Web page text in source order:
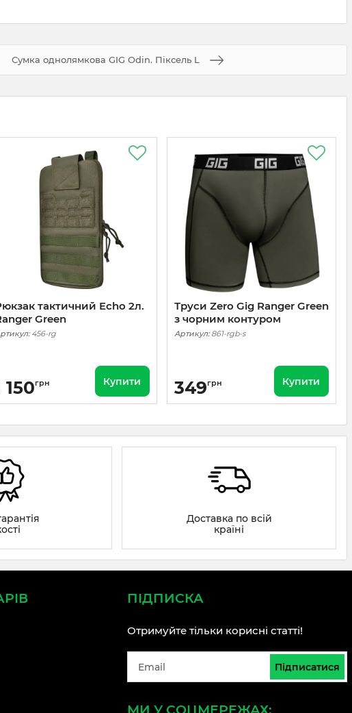
Сумка однолямкова GIG Odin. Піксель L
тактичний Echo 2л.
Green
456-rg
150грн Купити
Труси Zero Gig Ranger Green
з чорним контуром
Артикул:861-rgb-s
349грн Купити
Доставка по всій
країні
ПІДПИСКА
Отримуйте тільки корисні статті!
Підписатися